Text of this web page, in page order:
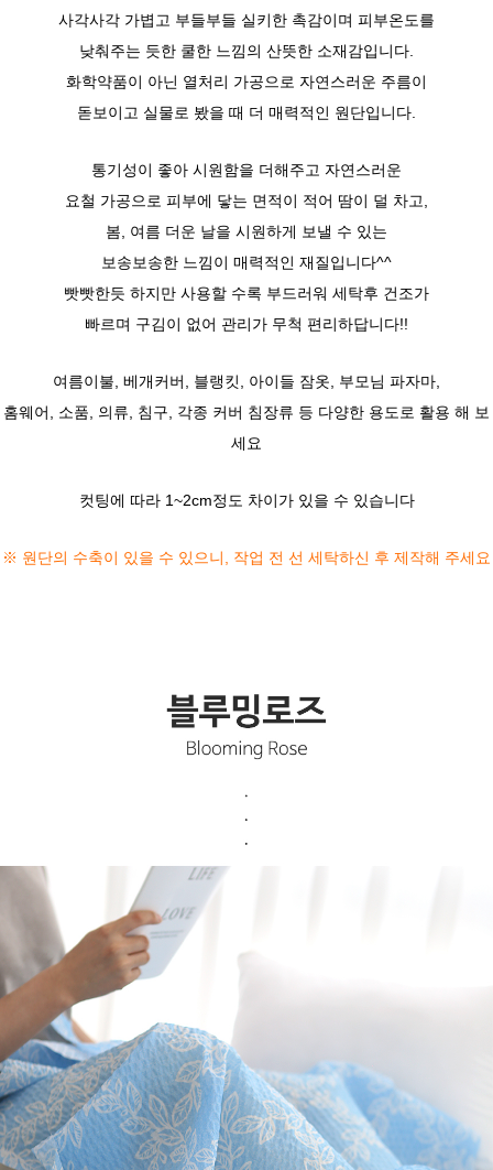
사각사각 가볍고 부들부들 실키한 촉감이며 피부온도를
낮춰주는 듯한 쿨한 느낌의 산뜻한 소재감입니다.
화학약품이 아닌 열처리 가공으로 자연스러운 주름이
돋보이고 실물로 봤을 때 더 매력적인 원단입니다.
통기성이 좋아 시원함을 더해주고 자연스러운
요철 가공으로 피부에 닿는 면적이 적어 땀이 덜 차고,
봄, 여름 더운 날을 시원하게 보낼 수 있는
보송보송한 느낌이 매력적인 재질입니다^^
빳빳한듯 하지만 사용할 수록 부드러워 세탁후 건조가
빠르며 구김이 없어 관리가 무척 편리하답니다!!
여름이불, 베개커버, 블랭킷, 아이들 잠옷, 부모님 파자마,
홈웨어, 소품, 의류, 침구, 각종 커버 침장류 등 다양한 용도로 활용 해 보
세요
컷팅에 따라 1~2cm정도 차이가 있을 수 있습니다
※ 원단의 수축이 있을 수 있으니, 작업 전 선 세탁하신 후 제작해 주세요